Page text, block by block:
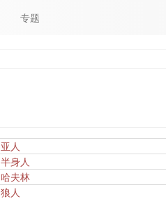
专题
亚人
半身人
哈夫林
狼人